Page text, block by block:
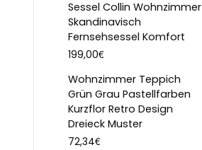
Sessel Collin Wohnzimmer
Skandinavisch
Fernsehsessel Komfort
199,00€
Wohnzimmer Teppich
Grün Grau Pastellfarben
Kurzflor Retro Design
Dreieck Muster
72,34€